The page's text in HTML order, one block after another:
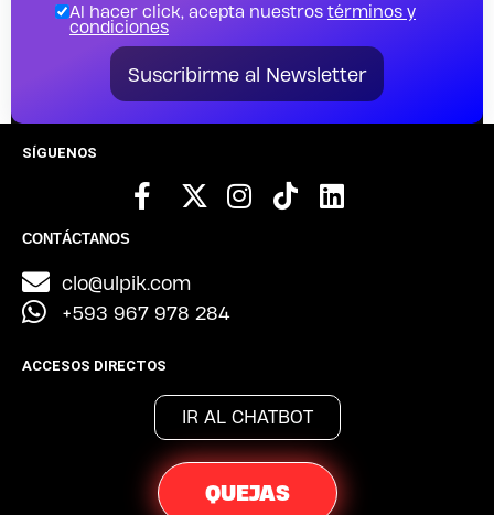
Al hacer click, acepta nuestros términos y
condiciones
Suscribirme al Newsletter
SÍGUENOS
CONTÁCTANOS
clo@ulpik.com
+593 967 978 284
ACCESOS DIRECTOS
IR AL CHATBOT
QUEJAS